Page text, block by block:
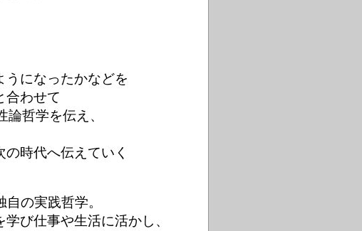
うになったかなどを
合わせて
哲学を伝え、
時代へ伝えていく
の実践哲学。
び仕事や生活に活かし、